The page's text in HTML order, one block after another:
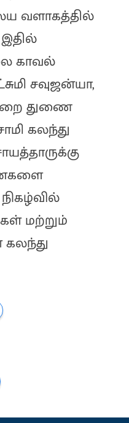
வளாகத்தில்
காவல்
சவுஜன்யா,
துணை
கலந்து
மற்றும்